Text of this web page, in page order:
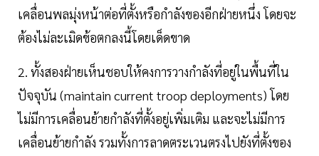
เคลื่อนพลมุ่งหน้าต่อที่ตั้งหรือกำลังของอีกฝ่ายหนึ่ง โดยจะ
ต้องไม่ละเมิดข้อตกลงนี้โดยเด็ดขาด
2. ทั้งสองฝ่ายเห็นชอบให้คงการวางกำลังที่อยู่ในพื้นที่ใน
ปัจจุบัน (maintain current troop deployments) โดย
ไม่มีการเคลื่อนย้ายกำลังที่ตั้งอยู่เพิ่มเติม และจะไม่มีการ
เคลื่อนย้ายกำลัง รวมทั้งการลาดตระเวนตรงไปยังที่ตั้งของ